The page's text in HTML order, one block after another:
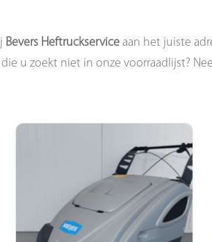
Bevers Heftruckserviceaan het juiste
u zoekt niet in onze voorraadlijst?